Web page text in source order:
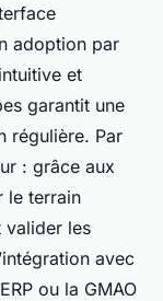
adoption par
et
garantit une
régulière. Par
: grâce aux
le terrain
valider les
avec
ou la GMAO